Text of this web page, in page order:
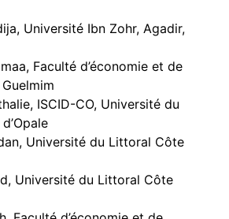
Université Ibn Zohr, Agadir,
Faculté d’économie et de
ISCID-CO, Université du
Université du Littoral Côte
Université du Littoral Côte